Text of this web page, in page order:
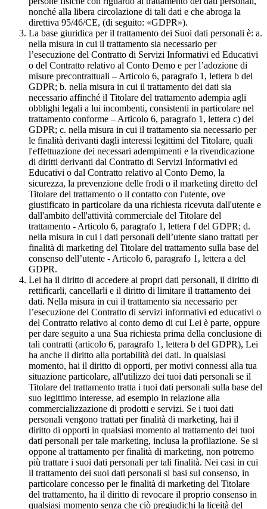
nonché alla libera circolazione di tali dati e che abroga la
direttiva 95/46/CE, (di seguito: «GDPR»).
La base giuridica per il trattamento dei Suoi dati personali è: a.
nella misura in cui il trattamento sia necessario per
l’esecuzione del Contratto di Servizi Informativi ed Educativi
o del Contratto relativo al Conto Demo e per l’adozione di
misure precontrattuali – Articolo 6, paragrafo 1, lettera b del
GDPR; b. nella misura in cui il trattamento dei dati sia
necessario affinché il Titolare del trattamento adempia agli
obblighi legali a lui incombenti, consistenti in particolare nel
trattamento conforme – Articolo 6, paragrafo 1, lettera c) del
GDPR; c. nella misura in cui il trattamento sia necessario per
le finalità derivanti dagli interessi legittimi del Titolare, quali
l'effettuazione dei necessari adempimenti e la rivendicazione
di diritti derivanti dal Contratto di Servizi Informativi ed
Educativi o dal Contratto relativo al Conto Demo, la
sicurezza, la prevenzione delle frodi o il marketing diretto del
Titolare del trattamento o il contatto con l'utente, ove
giustificato in particolare da una richiesta ricevuta dall'utente e
dall'ambito dell'attività commerciale del Titolare del
trattamento - Articolo 6, paragrafo 1, lettera f del GDPR; d.
nella misura in cui i dati personali dell’utente siano trattati per
finalità di marketing del Titolare del trattamento sulla base del
consenso dell’utente - Articolo 6, paragrafo 1, lettera a del
GDPR.
Lei ha il diritto di accedere ai propri dati personali, il diritto di
rettificarli, cancellarli e il diritto di limitare il trattamento dei
dati. Nella misura in cui il trattamento sia necessario per
l’esecuzione del Contratto di servizi informativi ed educativi o
del Contratto relativo al conto demo di cui Lei è parte, oppure
per dare seguito a una Sua richiesta prima della conclusione di
tali contratti (articolo 6, paragrafo 1, lettera b del GDPR), Lei
ha anche il diritto alla portabilità dei dati. In qualsiasi
momento, hai il diritto di opporti, per motivi connessi alla tua
situazione particolare, all'utilizzo dei tuoi dati personali se il
Titolare del trattamento tratta i tuoi dati personali sulla base del
suo legittimo interesse, ad esempio in relazione alla
commercializzazione di prodotti e servizi. Se i tuoi dati
personali vengono trattati per finalità di marketing, hai il
diritto di opporti in qualsiasi momento al trattamento dei tuoi
dati personali per tale marketing, inclusa la profilazione. Se si
oppone al trattamento per finalità di marketing, non potremo
più trattare i suoi dati personali per tali finalità. Nei casi in cui
il trattamento dei suoi dati personali si basi sul consenso, in
particolare concesso per le finalità di marketing del Titolare
del trattamento, ha il diritto di revocare il proprio consenso in
qualsiasi momento senza che ciò pregiudichi la liceità del